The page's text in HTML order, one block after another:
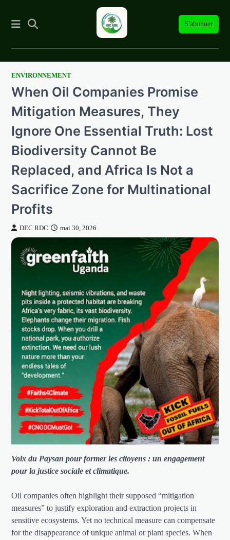
S'abonner
SkipENVIRONNEMENT
When Oil Companies Promise
Mitigation Measures, They
Ignore One Essential Truth: Lost
Biodiversity Cannot Be
Replaced, and Africa Is Not a
Sacrifice Zone for Multinational
Profits
DEC RDC mai 30, 2026
Voix du Paysan pour former les citoyens : un engagement
pour la justice sociale et climatique.
Oil companies often highlight their supposed “mitigation
measures” to justify exploration and extraction projects in
sensitive ecosystems. Yet no technical measure can compensate
for the disappearance of unique animal or plant species. When